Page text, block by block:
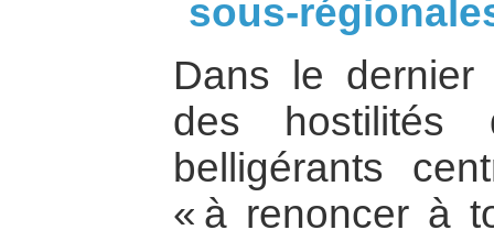
sous-
Dans le
des hostilités
belligérants
« à renoncer à